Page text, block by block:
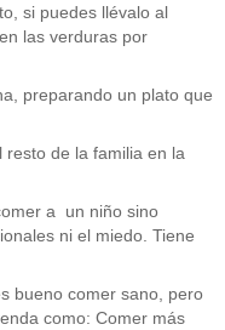
si puedes llévalo al
las verduras por
preparando un plato que
resto de la familia en la
a un niño sino
ni el miedo. Tiene
bueno comer sano, pero
como: Comer más